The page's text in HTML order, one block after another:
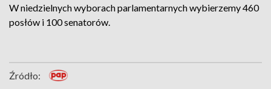
W niedzielnych wyborach parlamentarnych wybierzemy 460
posłów i 100 senatorów.
Źródło: